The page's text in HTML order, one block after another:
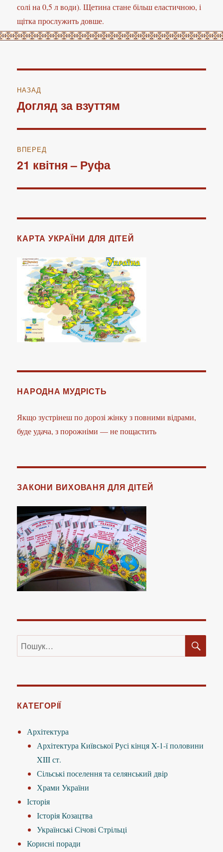
солі на 0,5 л води). Щетина стане більш еластичною, і
щітка прослужить довше.
записів
НАЗАД
Попередній
Догляд за взуттям
ВПЕРЕД
Наступний
21 квітня – Руфа
КАРТА УКРАЇНИ ДЛЯ ДІТЕЙ
НАРОДНА МУДРІСТЬ
Якщо зустрінеш по дорозі жінку з повними відрами,
буде удача, з порожніми — не пощастить
ЗАКОНИ ВИХОВАНЯ ДЛЯ ДІТЕЙ
Пошук
за
КАТЕГОРІЇ
Архітектура
Архітектура Київської Русі кінця X-1-ї половини
XIII ст.
Сільські поселення та селянський двір
Храми України
Історія
Історія Козацтва
Українські Січові Стрільці
Корисні поради